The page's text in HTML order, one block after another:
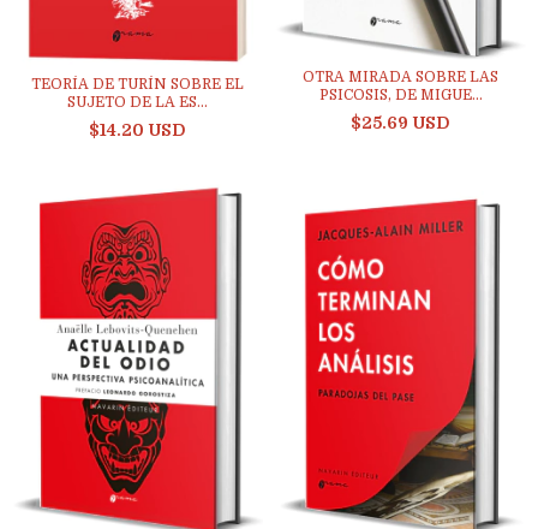
TEORÍA DE TURÍN SOBRE EL
SUJETO DE LA ES...
$14.20 USD
OTRA MIRADA SOBRE LAS
PSICOSIS, DE MIGUE...
$25.69 USD